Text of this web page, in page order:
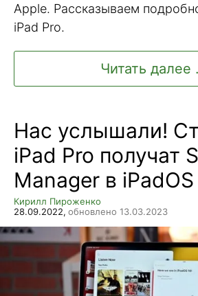
Apple. Рассказываем
iPad Pro.
Читать далее
Нас услышали!
iPad Pro получат
Manager в iPadOS
Кирилл Пироженко
28.09.2022, обновлено 13.03.2023